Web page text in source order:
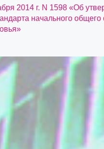
2014 г. N 1598 «Об
начального